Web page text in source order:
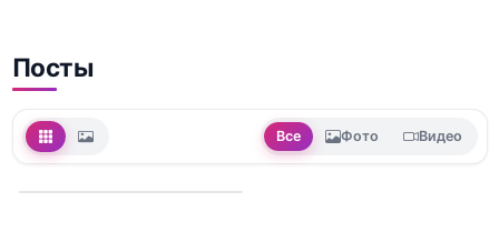
Посты
Все Фото Видео